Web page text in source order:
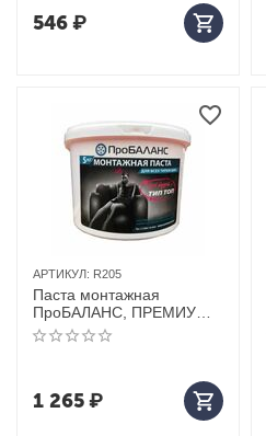
546₽
АРТИКУЛ: R205
Паста монтажная
ПроБАЛАНС, ПРЕМИУМ,
5кг
1 265₽